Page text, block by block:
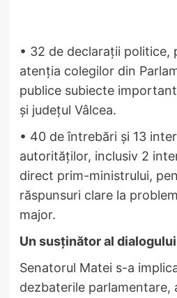
• 32 de declarații politice,
atenția colegilor din
publice subiecte
și județul Vâlcea.
• 40 de întrebări și 13
autorităților, inclusiv 2
direct prim-ministrului,
răspunsuri clare la
major.
Un susținător al
Senatorul Matei s-a
dezbaterile parlamentare,